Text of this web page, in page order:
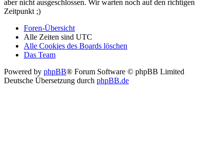
aber nicht ausgeschlossen. Wir warten noch auf den richtigen
Zeitpunkt ;)
Foren-Übersicht
Alle Zeiten sind UTC
Alle Cookies des Boards löschen
Das Team
Powered by phpBB® Forum Software © phpBB Limited
Deutsche Übersetzung durch phpBB.de